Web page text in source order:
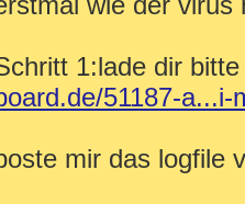
1:lade dir
51187-a...i-
mir das logfile